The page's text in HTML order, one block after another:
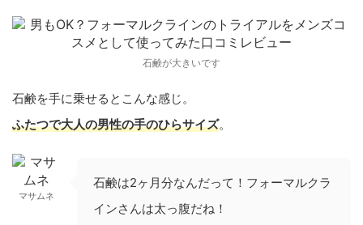
石鹸が大きいです
石鹸を手に乗せるとこんな感じ。
ふたつで大人の男性の手のひらサイズ。
マサムネ
石鹸は2ヶ月分なんだって！フォーマルクラ
インさんは太っ腹だね！